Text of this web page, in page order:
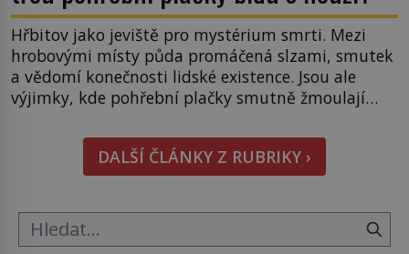
Hřbitov jako jeviště pro mystérium smrti. Mezi
hrobovými místy půda promáčená slzami, smutek
a vědomí konečnosti lidské existence. Jsou ale
výjimky, kde pohřební plačky smutně žmoulají
pohledu na výši vyměřené podpory
v nezaměstnanosti. Kam vás pozveme? Unikátní
hřbitov, který si vysloužil název „Veselý“, najdeme
DALŠÍ ČLÁNKY Z RUBRIKY ›